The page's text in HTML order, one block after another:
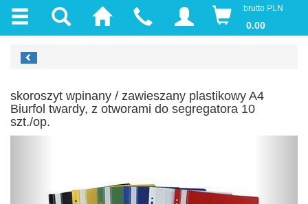
brutto PLN
0.00
skoroszyt wpinany / zawieszany plastikowy A4
Biurfol twardy, z otworami do segregatora 10
szt./op.